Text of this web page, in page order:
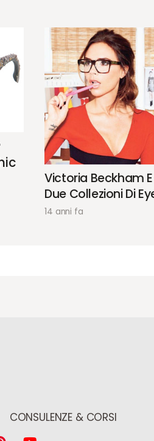
Victoria Beckham
Due Collezioni Di
14 anni fa
CONSULENZE & CORSI